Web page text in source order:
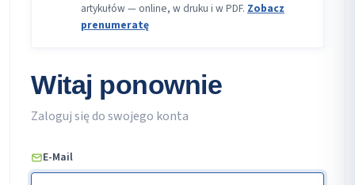
artykułów — online, w druku i w PDF. Zobacz
prenumeratę
Witaj ponownie
Zaloguj się do swojego konta
E-Mail